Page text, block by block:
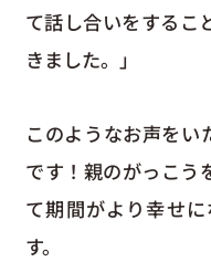
て話し合いをするこ
きました。」
このようなお声をい
です！親のがっこう
て期間がより幸せ
す。